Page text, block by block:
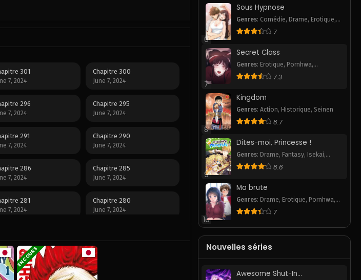
301
7, 2024
Chapitre 300
June 7, 2024
296
7, 2024
Chapitre 295
June 7, 2024
291
7, 2024
Chapitre 290
June 7, 2024
286
7, 2024
Chapitre 285
June 7, 2024
281
7, 2024
Chapitre 280
June 7, 2024
7, 2024 June 7, 2024
271
7, 2024
Chapitre 270
June 7, 2024
EN COURS
6
Sous Hypnose
Genres: Comédie, Drame, Erotique,
Pornhwa,Romance
7
7
Secret Class
Genres: Erotique, Pornhwa,
Romance,Smut,
7.3
8
Kingdom
Genres:Action, Historique,Seinen
8.7
9
Dites-moi, Princesse !
Genres: Drame, Fantasy, Isekai,
Romance,Webtoon
8.6
10
Ma brute
Genres: Drame, Erotique, Pornhwa,
School Life, Smut
7
Nouvelles séries
Awesome Shut-In